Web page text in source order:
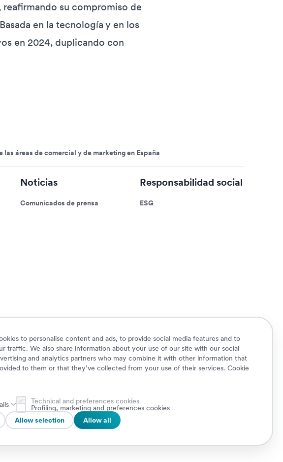
to personalise content and ads, to provide social media features and to
traffic. We also share information about your use of our site with our social
and analytics partners who may combine it with other information that
to them or that they’ve collected from your use of their services. Cookie
Technical and preferences cookies
Profiling, marketing and preferences cookies
Allow selection Allow all
su compromiso de
en la tecnología y en los
en 2024, duplicando con
áreas de comercial y de marketing en España
Noticias
Comunicados de prensa
Responsabilidad social
ESG
AXA S.A.
Cookie Policy Privacy Policy